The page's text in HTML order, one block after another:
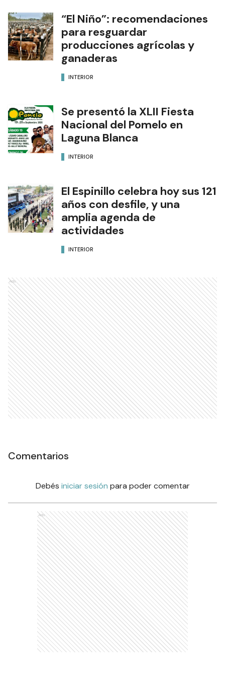
“El Niño”: recomendaciones
para resguardar
producciones agrícolas y
ganaderas
INTERIOR
Se presentó la XLII Fiesta
Nacional del Pomelo en
Laguna Blanca
INTERIOR
El Espinillo celebra hoy sus 121
años con desfile, y una
amplia agenda de
actividades
INTERIOR
Ads
Comentarios
Debés iniciar sesión para poder comentar
Ads